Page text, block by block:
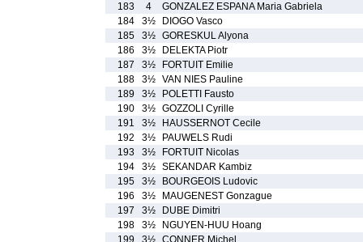
183
4
GONZALEZ ESPANA Maria Gabriela
184
3½
DIOGO Vasco
185
3½
GORESKUL Alyona
186
3½
DELEKTA Piotr
187
3½
FORTUIT Emilie
188
3½
VAN NIES Pauline
189
3½
POLETTI Fausto
190
3½
GOZZOLI Cyrille
191
3½
HAUSSERNOT Cecile
192
3½
PAUWELS Rudi
193
3½
FORTUIT Nicolas
194
3½
SEKANDAR Kambiz
195
3½
BOURGEOIS Ludovic
196
3½
MAUGENEST Gonzague
197
3½
DUBE Dimitri
198
3½
NGUYEN-HUU Hoang
199
3½
CONNER Michel